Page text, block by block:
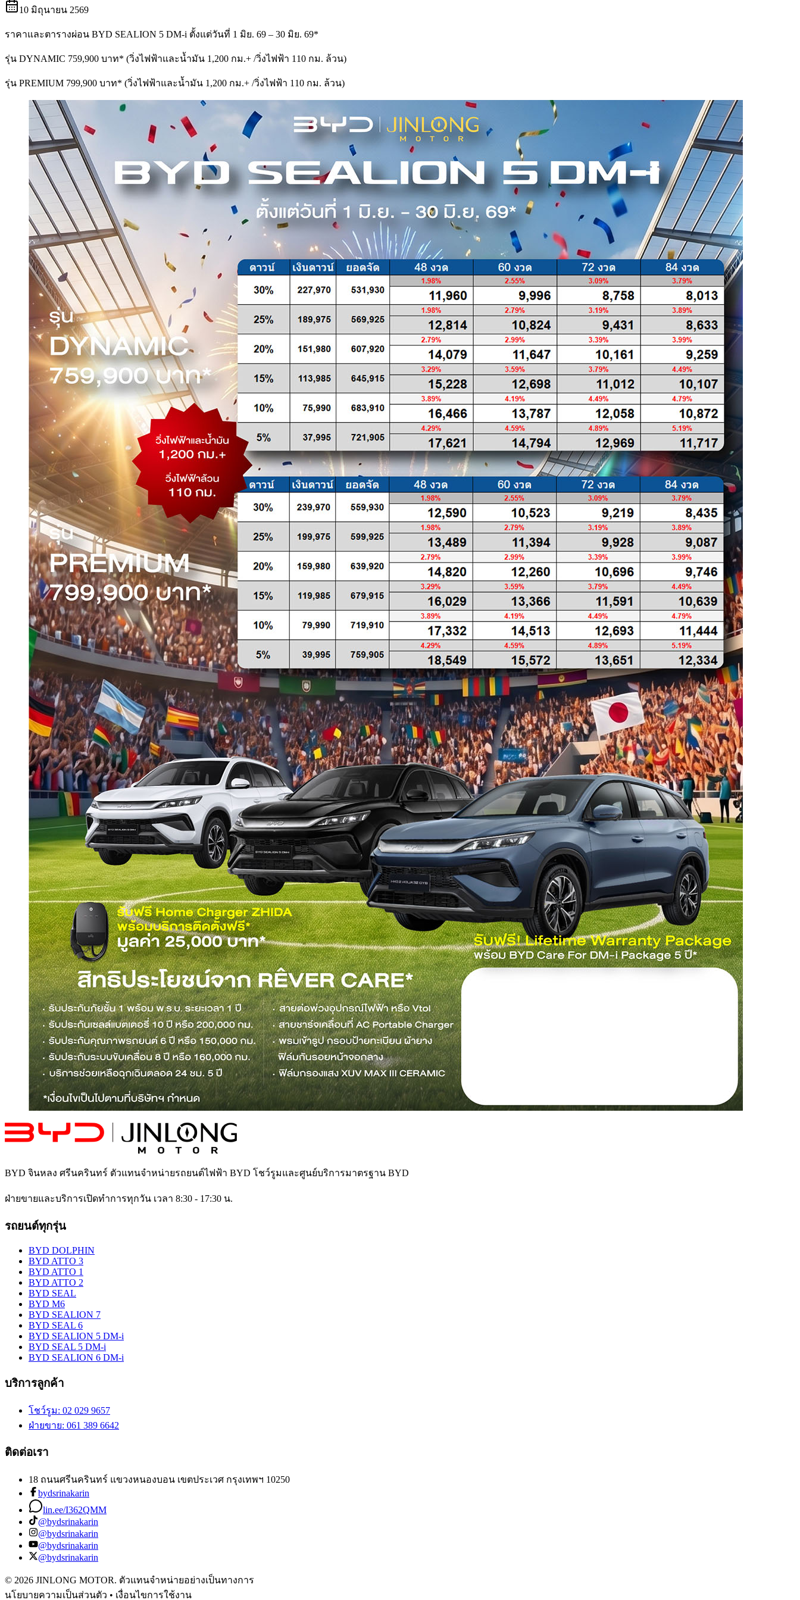
10 มิถุนายน 2569
ราคาและตารางผ่อน BYD SEALION 5 DM-i ตั้งแต่วันที่ 1 มิย. 69 – 30 มิย. 69*
รุ่น DYNAMIC 759,900 บาท* (วิ่งไฟฟ้าและน้ำมัน 1,200 กม.+ /วิ่งไฟฟ้า 110 กม. ล้วน)
รุ่น PREMIUM 799,900 บาท* (วิ่งไฟฟ้าและน้ำมัน 1,200 กม.+ /วิ่งไฟฟ้า 110 กม. ล้วน)
BYD จินหลง ศรีนครินทร์ ตัวแทนจำหน่ายรถยนต์ไฟฟ้า BYD โชว์รูมและศูนย์บริการมาตรฐาน BYD
ฝ่ายขายและบริการเปิดทำการทุกวัน เวลา 8:30 - 17:30 น.
รถยนต์ทุกรุ่น
BYD DOLPHIN
BYD ATTO 3
BYD ATTO 1
BYD ATTO 2
BYD SEAL
BYD M6
BYD SEALION 7
BYD SEAL 6
BYD SEALION 5 DM-i
BYD SEAL 5 DM-i
BYD SEALION 6 DM-i
บริการลูกค้า
โชว์รูม: 02 029 9657
ฝ่ายขาย: 061 389 6642
ติดต่อเรา
18 ถนนศรีนครินทร์ แขวงหนองบอน เขตประเวศ กรุงเทพฯ 10250
bydsrinakarin
lin.ee/I362QMM
@bydsrinakarin
@bydsrinakarin
@bydsrinakarin
@bydsrinakarin
© 2026 JINLONG MOTOR. ตัวแทนจำหน่ายอย่างเป็นทางการ
นโยบายความเป็นส่วนตัว • เงื่อนไขการใช้งาน